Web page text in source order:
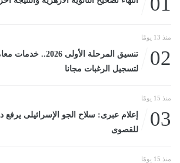
منذ 13 يومًا
02
تنسيق المرحلة الأولى
لتسجيل الرغبات مجانا
منذ 15 يومًا
03
إعلام عبرى: سلاح الجو الإسرائيلى يرفع
للقصوى
منذ 15 يومًا